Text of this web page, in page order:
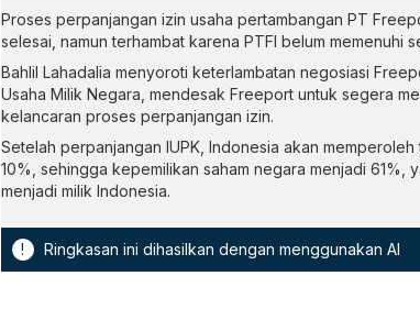
Proses perpanjangan izin usaha pertambangan PT
selesai, namun terhambat karena PTFI belum memenuhi
Bahlil Lahadalia menyoroti keterlambatan negosiasi
Usaha Milik Negara, mendesak Freeport untuk segera
kelancaran proses perpanjangan izin.
Setelah perpanjangan IUPK, Indonesia akan memperoleh
10%, sehingga kepemilikan saham negara menjadi 61%,
menjadi milik Indonesia.
! Ringkasan ini dihasilkan dengan menggunakan AI